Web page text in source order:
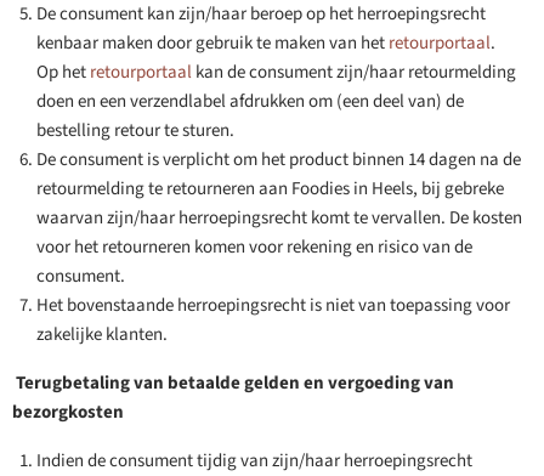
De consument kan zijn/haar beroep op het herroepingsrecht
kenbaar maken door gebruik te maken van hetretourportaal.
Op hetretourportaalkan de consument zijn/haar retourmelding
doen en een verzendlabel afdrukken om (een deel van) de
bestelling retour te sturen.
De consument is verplicht om het product binnen 14 dagen na de
retourmelding te retourneren aan Foodies in Heels, bij gebreke
waarvan zijn/haar herroepingsrecht komt te vervallen. De kosten
voor het retourneren komen voor rekening en risico van de
consument.
Het bovenstaande herroepingsrecht is niet van toepassing voor
zakelijke klanten.
Terugbetaling van betaalde gelden en vergoeding van
bezorgkosten
Indien de consument tijdig van zijn/haar herroepingsrecht